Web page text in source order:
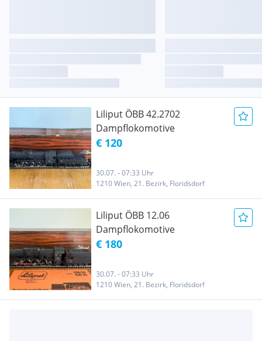
Liliput ÖBB 42.2702
Dampflokomotive
€ 120
30.07. - 07:33 Uhr
1210 Wien, 21. Bezirk, Floridsdorf
Liliput ÖBB 12.06
Dampflokomotive
€ 180
30.07. - 07:33 Uhr
1210 Wien, 21. Bezirk, Floridsdorf